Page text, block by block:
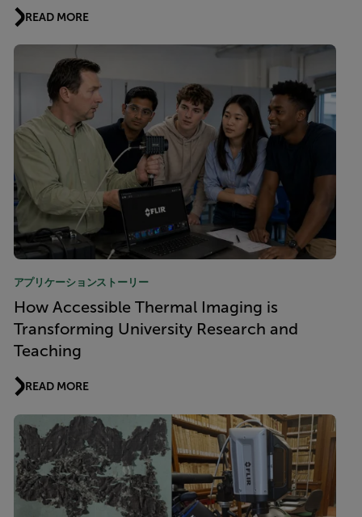
READ MORE
アプリケーションストーリー
How Accessible Thermal Imaging is
Transforming University Research and
Teaching
READ MORE